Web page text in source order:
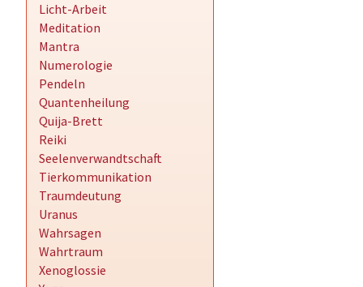
Licht-Arbeit
Meditation
Mantra
Numerologie
Pendeln
Quantenheilung
Quija-Brett
Reiki
Seelenverwandtschaft
Tierkommunikation
Traumdeutung
Uranus
Wahrsagen
Wahrtraum
Xenoglossie